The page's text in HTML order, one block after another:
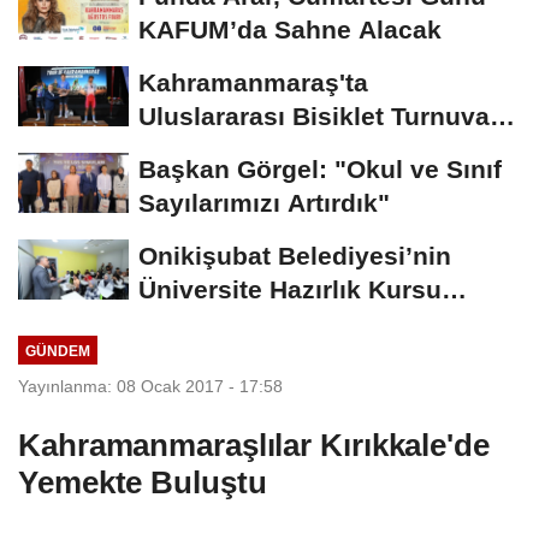
KAFUM’da Sahne Alacak
Kahramanmaraş'ta
Uluslararası Bisiklet Turnuvası
Başkan Görgel: "Okul ve Sınıf
Sayılarımızı Artırdık"
Onikişubat Belediyesi’nin
Üniversite Hazırlık Kursu
GÜNDEM
Yayınlanma: 08 Ocak 2017 - 17:58
Kahramanmaraşlılar Kırıkkale'de
Yemekte Buluştu